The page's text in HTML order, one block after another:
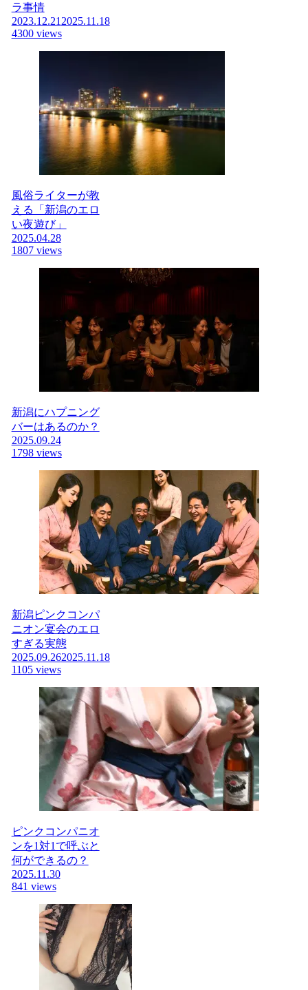
ラ事情
2023.12.21 2025.11.18
4300 views
風俗ライターが教
える「新潟のエロ
い夜遊び」
2025.04.28
1807 views
新潟にハプニング
バーはあるのか？
2025.09.24
1798 views
新潟ピンクコンパ
ニオン宴会のエロ
すぎる実態
2025.09.262025.11.18
1105 views
ピンクコンパニオ
ンを1対1で呼ぶと
何ができるの？
2025.11.30
841 views